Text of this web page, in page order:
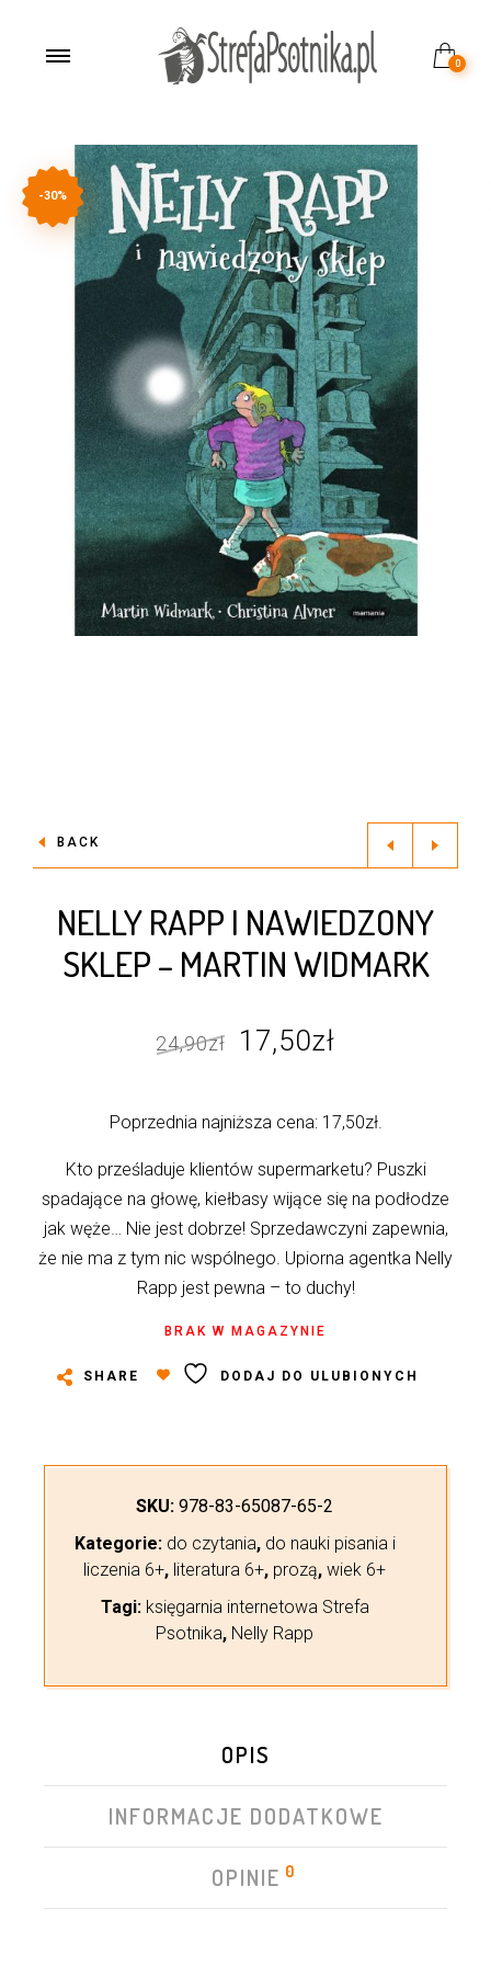
0
-30%
BACK
NELLY RAPP I NAWIEDZONY
SKLEP – MARTIN WIDMARK
24,90zł
Pierwotna
wynosiła:
24,90zł.
17,50zł
wynosi:
17,50zł.
Poprzednia najniższa cena: 17,50zł.
Kto prześladuje klientów supermarketu? Puszki
spadające na głowę, kiełbasy wijące się na podłodze
jak węże… Nie jest dobrze! Sprzedawczyni zapewnia,
że nie ma z tym nic wspólnego. Upiorna agentka Nelly
Rapp jest pewna – to duchy!
BRAK W MAGAZYNIE
SHARE DODAJ DO ULUBIONYCH
SKU: 978-83-65087-65-2
Kategorie: do czytania, do nauki pisania i
liczenia 6+, literatura 6+, prozą, wiek 6+
Tagi: księgarnia internetowa Strefa
Psotnika, Nelly Rapp
OPIS
INFORMACJE DODATKOWE
OPINIE 0